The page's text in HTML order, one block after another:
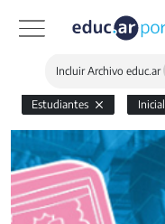
Incluir Archivo educ.ar
Estudiantes Inicial